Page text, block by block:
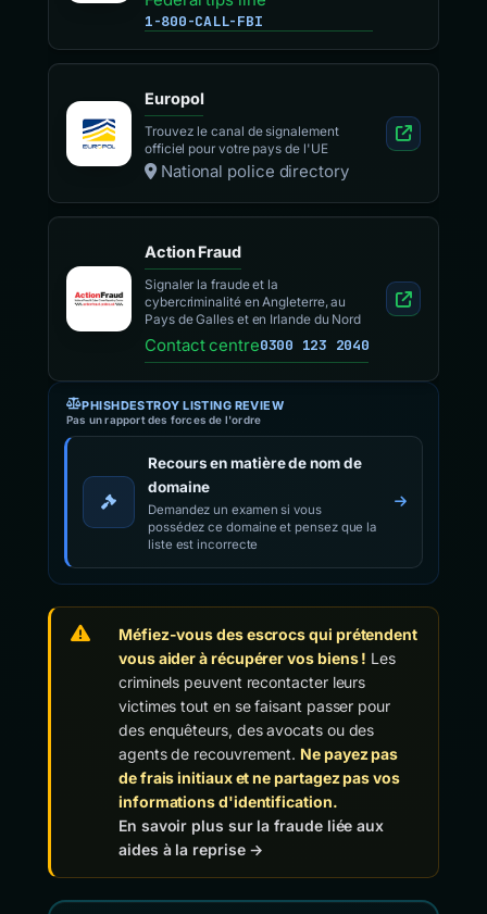
1-800-CALL-FBI
Europol
Trouvez le canal de signalement
officiel pour votre pays de l'UE
National police directory
Action Fraud
Signaler la fraude et la
cybercriminalité en Angleterre, au
Pays de Galles et en Irlande du Nord
Contact centre0300 123 2040
PHISHDESTROY LISTING REVIEW
Pas un rapport des forces de l'ordre
Recours en matière de nom de
domaine
Demandez un examen si vous
possédez ce domaine et pensez que la
liste est incorrecte
Méfiez-vous des escrocs qui prétendent
vous aider à récupérer vos biens ! Les
criminels peuvent recontacter leurs
victimes tout en se faisant passer pour
des enquêteurs, des avocats ou des
agents de recouvrement. Ne payez pas
de frais initiaux et ne partagez pas vos
informations d'identification.
En savoir plus sur la fraude liée aux
aides à la reprise →